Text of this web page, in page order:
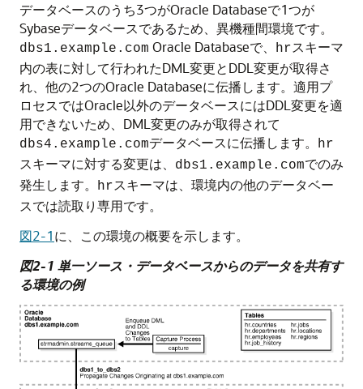
データベースのうち3つがOracle Databaseで1つが
Sybaseデータベースであるため、異機種間環境です。
dbs1.example.com Oracle Databaseで、 hrスキーマ
内の表に対して行われたDML変更とDDL変更が取得さ
れ、他の2つのOracle Databaseに伝播します。適用プ
ロセスではOracle以外のデータベースにはDDL変更を適
用できないため、DML変更のみが取得されて
dbs4.example.comデータベースに伝播します。 hr
スキーマに対する変更は、 dbs1.example.comでのみ
発生します。
hrスキーマは、環境内の他のデータベー
スでは読取り専用です。
図2-1に、この環境の概要を示します。
図2-1 単一ソース・データベースからのデータを共有す
る環境の例